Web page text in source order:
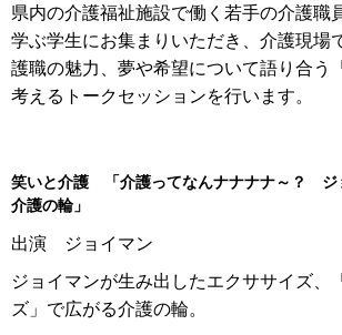
県内の介護福祉施設で働く若手の介護職
学ぶ学生にお集まりいただき、介護現場
護職の魅力、夢や希望について語り合う
考えるトークセッションを行います。
笑いと介護 「介護ってなんナナナナ～？ ジ
介護の輪」
出演 ジョイマン
ジョイマンが生み出したエクササイズ、
ズ」で広がる介護の輪。